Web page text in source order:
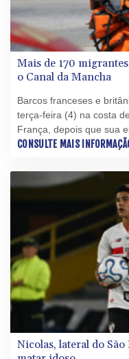
Mais de 170
o Canal da Mancha
Barcos franceses e
terça-feira (4) na costa
França, depois que sua
atravessar o Canal da
CONSULTE MAIS
Nicolas, lateral do